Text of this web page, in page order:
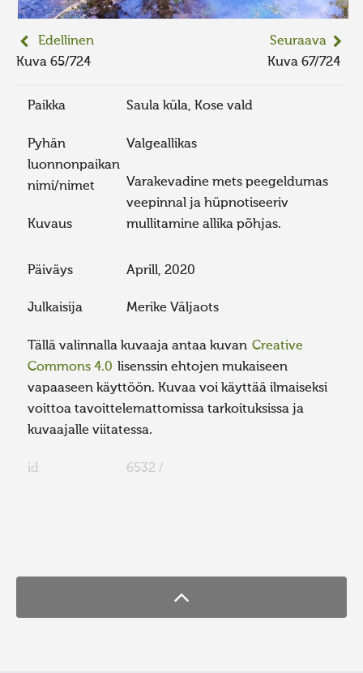
Edellinen
Kuva 65/724
Seuraava
Kuva 67/724
Paikka Saula küla, Kose vald
Pyhän
luonnonpaikan
nimi/nimet
Valgeallikas
Kuvaus
Varakevadine mets peegeldumas
veepinnal ja hüpnotiseeriv
mullitamine allika põhjas.
Päiväys Aprill, 2020
Julkaisija Merike Väljaots
Tällä valinnalla kuvaaja antaa kuvan Creative
Commons 4.0 lisenssin ehtojen mukaiseen
vapaaseen käyttöön. Kuvaa voi käyttää ilmaiseksi
voittoa tavoittelemattomissa tarkoituksissa ja
kuvaajalle viitatessa.
id 6532 /